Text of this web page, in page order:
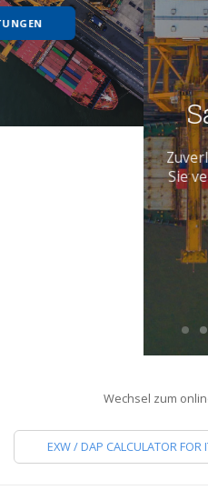
Zuverlässig, pünktlich,
Sie verschiffen möchten,
ENTDECKEN SIE
Wechsel zum
EXW / DAP CALCULATOR